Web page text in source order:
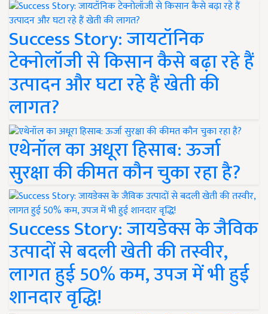
Success Story: जायटॉनिक
टेक्नोलॉजी से किसान कैसे बढ़ा रहे हैं
उत्पादन और घटा रहे हैं खेती की
लागत?
एथेनॉल का अधूरा हिसाब: ऊर्जा
सुरक्षा की कीमत कौन चुका रहा है?
Success Story: जायडेक्स के जैविक
उत्पादों से बदली खेती की तस्वीर,
लागत हुई 50% कम, उपज में भी हुई
शानदार वृद्धि!